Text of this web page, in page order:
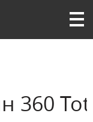
360